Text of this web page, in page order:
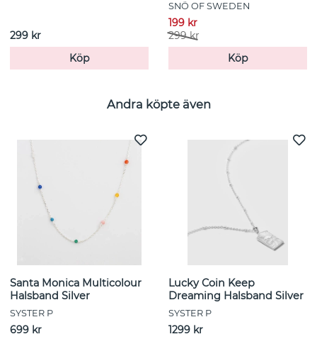
299 kr
Köp
SNÖ OF SWEDEN
199 kr
299 kr
Köp
Andra köpte även
Santa Monica Multicolour
Halsband Silver
SYSTER P
699 kr
Lucky Coin Keep
Dreaming Halsband Silver
SYSTER P
1299 kr